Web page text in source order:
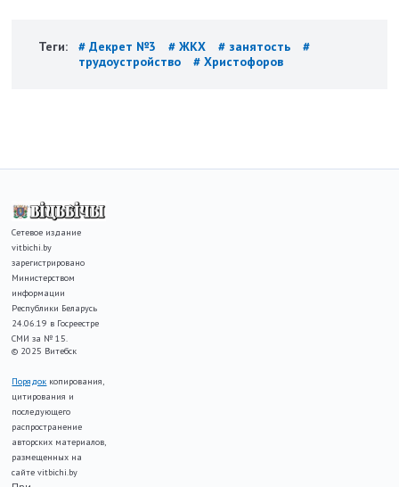
Теги: # Декрет №3 # ЖКХ # занятость
#
трудоустройство
# Христофоров
Сетевое издание
vitbichi.by
зарегистрировано
Министерством
информации
Республики Беларусь
24.06.19 в Госреестре
СМИ за № 15.
© 2025 Витебск
Порядок копирования,
цитирования и
последующего
распространение
авторских материалов,
размещенных на
сайте vitbichi.by